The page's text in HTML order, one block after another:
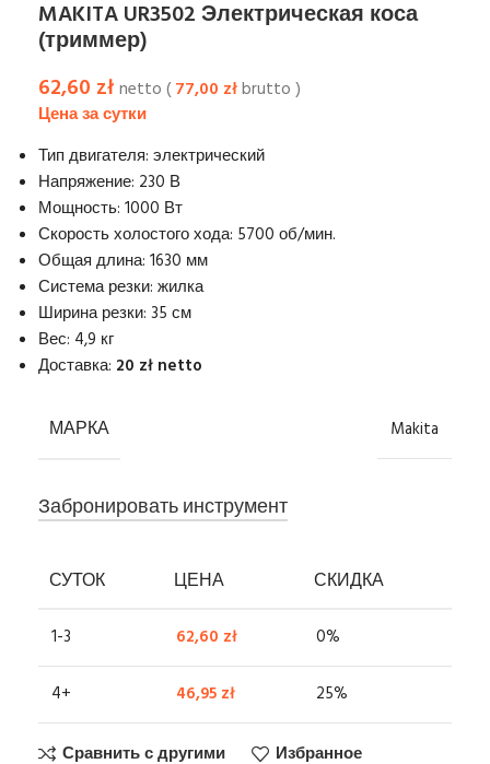
MAKITA UR3502 Электрическая коса
(триммер)
62,60 zł netto (77,00 złbrutto )
Тип двигателя: электрический
Напряжение: 230 В
Мощность: 1000 Вт
Скорость холостого хода: 5700 об/мин.
Общая длина: 1630 мм
Система резки: жилка
Ширина резки: 35 см
Вес: 4,9 кг
Доставка: 20 zł netto
МАРКА Makita
Забронировать инструмент
СУТОК ЦЕНА СКИДКА
1-3 62,60 zł 0%
4+ 46,95 zł 25%
Сравнить с другими Избранное